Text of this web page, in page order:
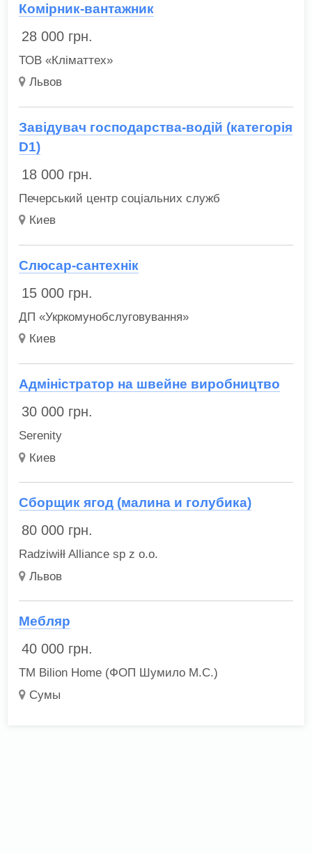
Комірник-вантажник
28 000 грн.
ТОВ «Кліматтех»
Львов
Завідувач господарства-водій (категорія
D1)
18 000 грн.
Печерський центр соціальних служб
Киев
Слюсар-сантехнік
15 000 грн.
ДП «Укркомунобслуговування»
Киев
Адміністратор на швейне виробництво
30 000 грн.
Serenity
Киев
Сборщик ягод (малина и голубика)
80 000 грн.
Radziwiłł Alliance sp z o.o.
Львов
Мебляр
40 000 грн.
ТМ Bilion Home (ФОП Шумило М.С.)
Сумы